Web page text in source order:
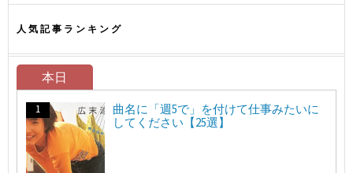
人気記事ランキング
本日
曲名に「週5で」を付けて仕事みたいに
してください【25選】